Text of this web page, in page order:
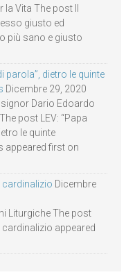
Vita The post Il
giusto ed
più sano e giusto
parola”, dietro le quinte
Dicembre 29, 2020
Dario Edoardo
post LEV: “Papa
le quinte
appeared first on
cardinalizio Dicembre
Liturgiche The post
cardinalizio appeared